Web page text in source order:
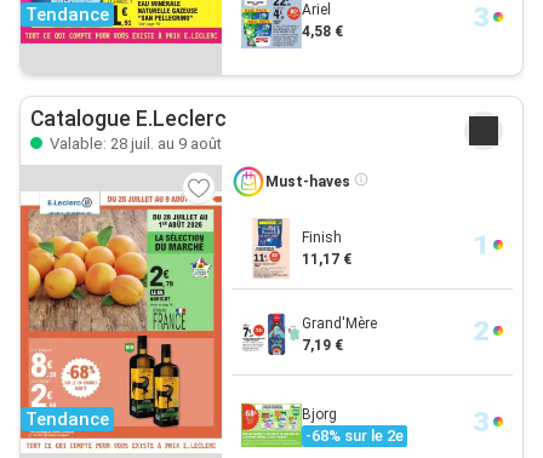
Tendance
Ariel
4,58 €
Catalogue E.Leclerc
Valable: 28 juil. au 9 août
Tendance
Must-haves
Finish
11,17 €
Grand'Mère
7,19 €
Bjorg
-68% sur le 2e